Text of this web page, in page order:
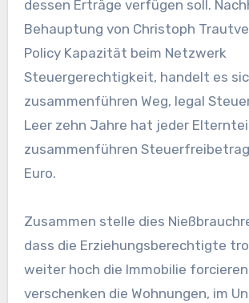
dessen Erträge verfügen soll.
Behauptung von Christoph
Policy Kapazität beim Netzwerk
Steuergerechtigkeit, handelt es
zusammenführen Weg, legal
Leer zehn Jahre hat jeder
zusammenführen
Euro.
Zusammen stelle dies
dass die Erziehungsberechtigte
weiter hoch die Immobilie forcieren
verschenken die Wohnungen, im